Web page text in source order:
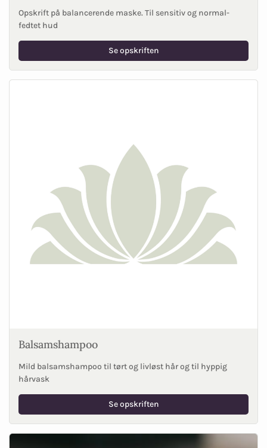
Opskrift på balancerende maske. Til sensitiv og normal-
fedtet hud
Se opskriften
Balsamshampoo
Mild balsamshampoo til tørt og livløst hår og til hyppig
hårvask
Se opskriften